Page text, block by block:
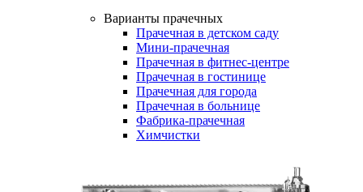
Варианты прачечных
Прачечная в детском саду
Мини-прачечная
Прачечная в фитнес-центре
Прачечная в гостинице
Прачечная для города
Прачечная в больнице
Фабрика-прачечная
Химчистки